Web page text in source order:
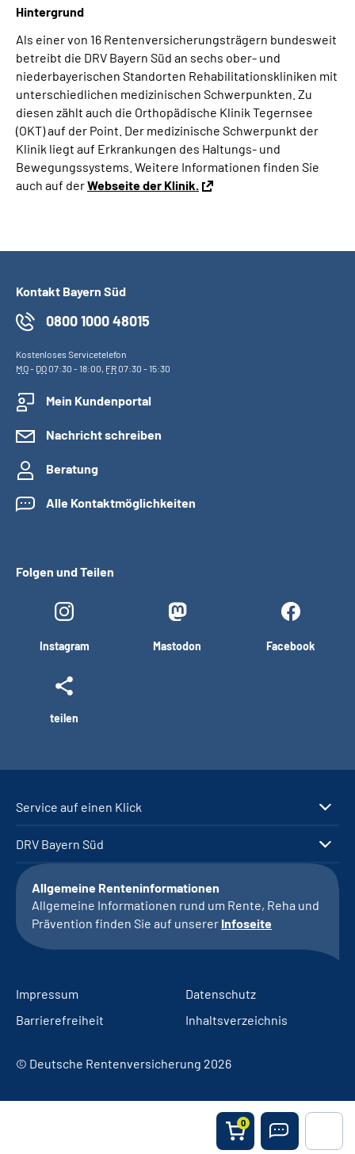
Hintergrund
Als einer von 16 Rentenversicherungsträgern bundesweit
betreibt die DRV Bayern Süd an sechs ober- und
niederbayerischen Standorten Rehabilitationskliniken mit
unterschiedlichen medizinischen Schwerpunkten. Zu
diesen zählt auch die Orthopädische Klinik Tegernsee
(OKT) auf der Point. Der medizinische Schwerpunkt der
Klinik liegt auf Erkrankungen des Haltungs- und
Bewegungssystems. Weitere Informationen finden Sie
auch auf derWebseite der Klinik.
0
Kontakt Bayern Süd
0800 1000 48015
Kostenloses Servicetelefon
MO- DO07:30 - 18:00, FR07:30 - 15:30
Mein Kundenportal
Nachricht schreiben
Beratung
Alle Kontaktmöglichkeiten
Folgen und Teilen
Instagram Mastodon Facebook
teilen
Service auf einen Klick
DRV Bayern Süd
Allgemeine Renteninformationen
Allgemeine Informationen rund um Rente, Reha und
Prävention finden Sie auf unserer Infoseite
Impressum
Datenschutz
Barrierefreiheit
Inhaltsverzeichnis
© Deutsche Rentenversicherung 2026